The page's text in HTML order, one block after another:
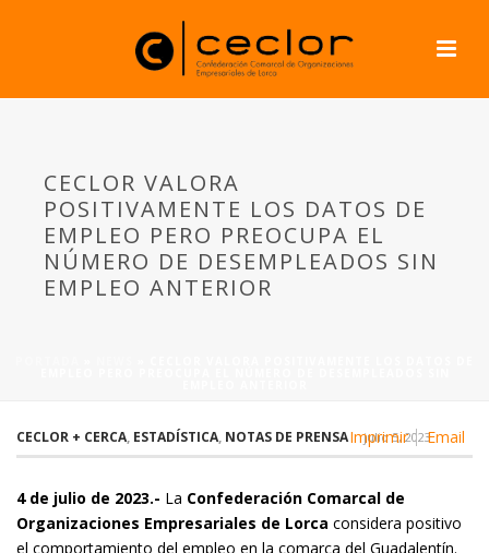
CECLOR VALORA
POSITIVAMENTE LOS DATOS DE
EMPLEO PERO PREOCUPA EL
NÚMERO DE DESEMPLEADOS SIN
EMPLEO ANTERIOR
Imprimir Email
CECLOR + CERCA, ESTADÍSTICA, NOTAS DE PRENSA julio 5, 2023
4 de julio de 2023.- La Confederación Comarcal de
Organizaciones Empresariales de Lorca considera positivo
el comportamiento del empleo en la comarca del Guadalentín.